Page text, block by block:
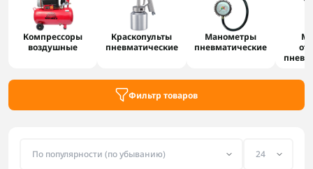
Компрессоры
воздушные
Краскопульты
пневматические
Манометры
пневматические
Фильтр товаров